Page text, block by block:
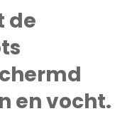
de
en vocht.